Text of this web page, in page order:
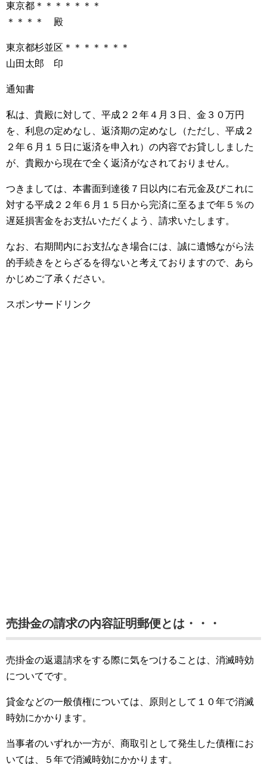
東京都＊＊＊＊＊＊＊
＊＊＊＊ 殿
東京都杉並区＊＊＊＊＊＊＊
山田太郎 印
通知書
私は、貴殿に対して、平成２２年４月３日、金３０万円
を、利息の定めなし、返済期の定めなし（ただし、平成２
２年６月１５日に返済を申入れ）の内容でお貸ししました
が、貴殿から現在で全く返済がなされておりません。
つきましては、本書面到達後７日以内に右元金及びこれに
対する平成２２年６月１５日から完済に至るまで年５％の
遅延損害金をお支払いただくよう、請求いたします。
なお、右期間内にお支払なき場合には、誠に遺憾ながら法
的手続きをとらざるを得ないと考えておりますので、あら
かじめご了承ください。
スポンサードリンク
売掛金の請求の内容証明郵便とは・・・
売掛金の返還請求をする際に気をつけることは、消滅時効
についてです。
貸金などの一般債権については、原則として１０年で消滅
時効にかかります。
当事者のいずれか一方が、商取引として発生した債権にお
いては、５年で消滅時効にかかります。